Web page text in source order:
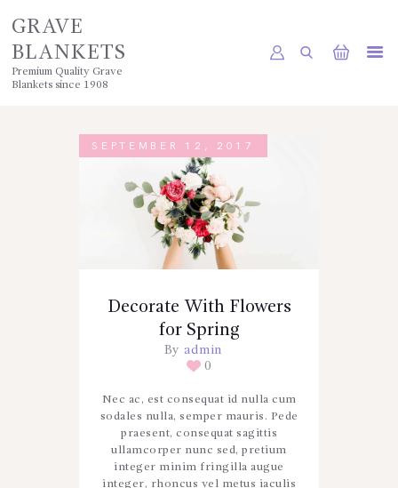
GRAVE
BLANKETS
Premium Quality Grave
Blankets since 1908
SHOP
GALLERY
CONTACTS
SEPTEMBER 12, 2017
Decorate With Flowers
for Spring
By admin
0
Nec ac, est consequat id nulla cum
sodales nulla, semper mauris. Pede
praesent, consequat sagittis
ullamcorper nunc sed, pretium
integer minim fringilla augue
integer, rhoncus vel metus iaculis